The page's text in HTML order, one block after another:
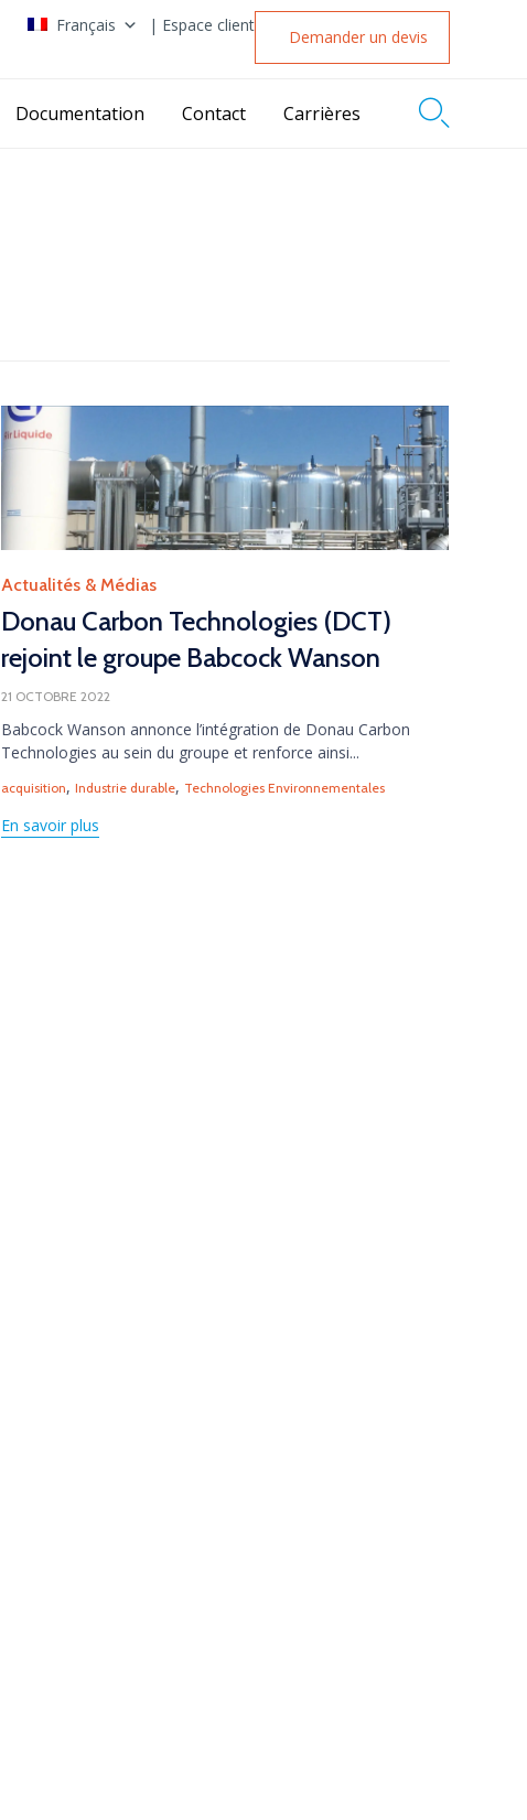
Français | Espace client
Demander un devis
Documentation Contact Carrières 
Category
Actualités & Médias
Donau Carbon Technologies (DCT)
rejoint le groupe Babcock Wanson
21 OCTOBRE 2022
Babcock Wanson annonce l’intégration de Donau Carbon
Technologies au sein du groupe et renforce ainsi...
Tags
acquisition,Industrie durable, Technologies Environnementales
En savoir plus